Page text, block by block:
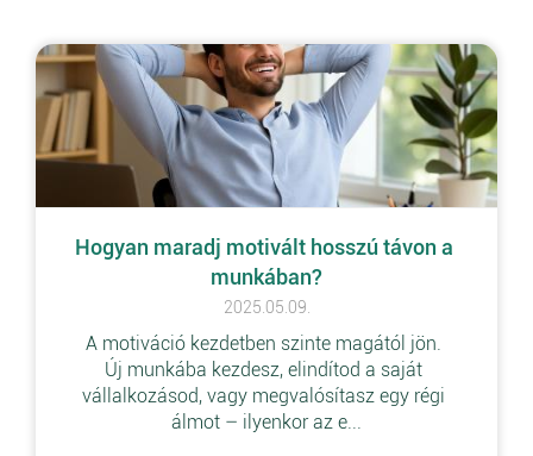
Hogyan maradj motivált hosszú távon a
munkában?
2025.05.09.
A motiváció kezdetben szinte magától jön.
Új munkába kezdesz, elindítod a saját
vállalkozásod, vagy megvalósítasz egy régi
álmot – ilyenkor az e...